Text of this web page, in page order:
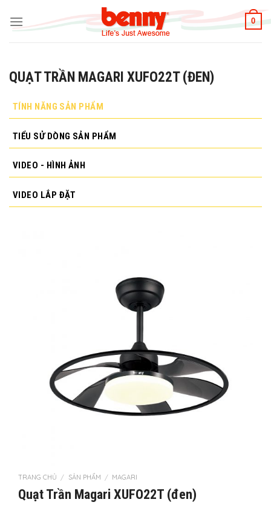
0
TRANG CHỦ / SẢN PHẨM / MAGARI
Quạt Trần Magari XUFO22T (đen)
QUẠT TRẦN MAGARI XUFO22T (ĐEN)
TÍNH NĂNG SẢN PHẨM
TIỂU SỬ DÒNG SẢN PHẨM
VIDEO - HÌNH ẢNH
VIDEO LẮP ĐẶT